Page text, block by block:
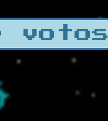
votos